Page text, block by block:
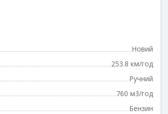
Новий
253.8 км/год
Ручний
760 м3/год
Бензин